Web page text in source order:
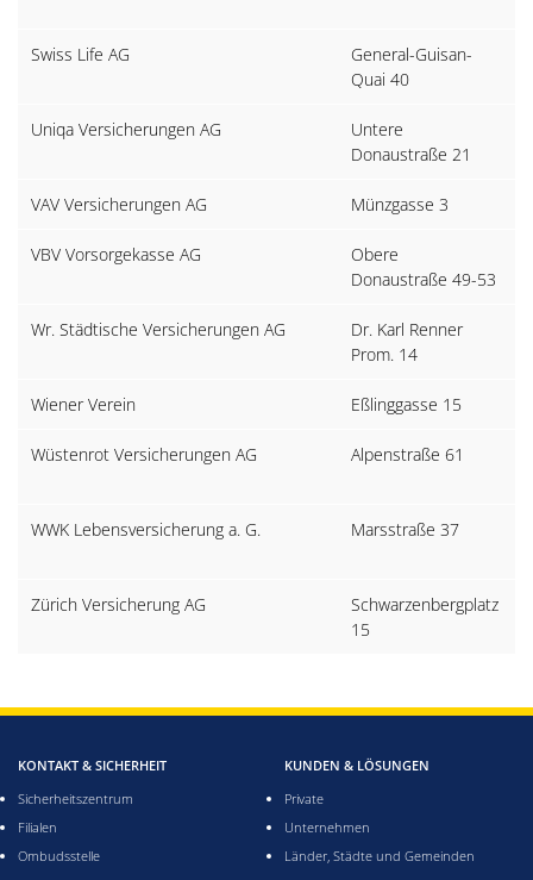
Swiss Life AG
General-Guisan-
Quai 40
Uniqa Versicherungen AG
Untere
Donaustraße 21
VAV Versicherungen AG Münzgasse 3
VBV Vorsorgekasse AG
Obere
Donaustraße 49-53
Wr. Städtische Versicherungen AG
Dr. Karl Renner
Prom. 14
Wiener Verein Eßlinggasse 15
Wüstenrot Versicherungen AG Alpenstraße 61
WWK Lebensversicherung a. G. Marsstraße 37
Zürich Versicherung AG
Schwarzenbergplatz
15
KONTAKT & SICHERHEIT
Sicherheitszentrum
Filialen
Ombudsstelle
KUNDEN & LÖSUNGEN
Private
Unternehmen
Länder, Städte und Gemeinden